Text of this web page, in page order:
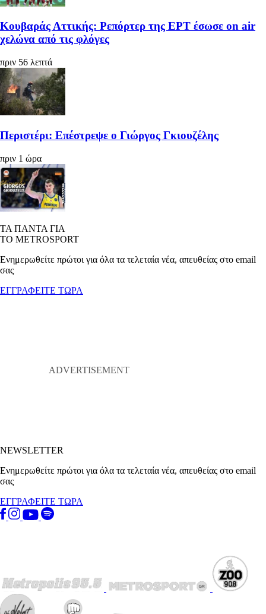
Κουβαράς Αττικής: Ρεπόρτερ της ΕΡΤ έσωσε on air
χελώνα από τις φλόγες
πριν 56 λεπτά
Περιστέρι: Επέστρεψε ο Γιώργος Γκιουζέλης
πριν 1 ώρα
ΤΑ ΠΑΝΤΑ ΓΙΑ
ΤΟ METROSPORT
Ενημερωθείτε πρώτοι για όλα τα τελεταία νέα, απευθείας στο email
σας
ΕΓΓΡΑΦΕΙΤΕ ΤΩΡΑ
NEWSLETTER
Ενημερωθείτε πρώτοι για όλα τα τελεταία νέα, απευθείας στο email
σας
ΕΓΓΡΑΦΕΙΤΕ ΤΩΡΑ